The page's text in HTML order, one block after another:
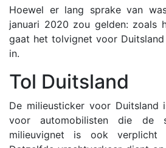
Hoewel er lang sprake van
januari 2020 zou gelden: zoals
gaat het tolvignet voor
in.
Tol Duitsland
De milieusticker voor Duitsland
voor automobilisten die de
milieuvignet is ook verplicht